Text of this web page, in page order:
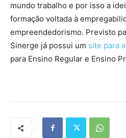
mundo trabalho e por isso a
formação voltada à
empreendedorismo. Previsto
Sinerge já possui um site para
para Ensino Regular e Ensino